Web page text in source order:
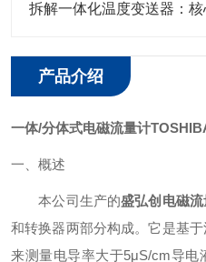
产品介绍
一体/分体式电磁流量计
一、概述
本公司生产的盛弘创电磁
和转换器两部分构成。它是基
来测量电导率大于5μS/cm导电